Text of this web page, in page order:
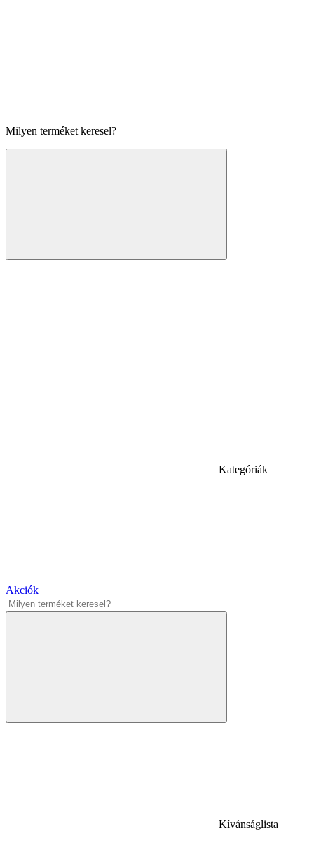
Milyen terméket keresel?
Kategóriák
Akciók
Kívánságlista